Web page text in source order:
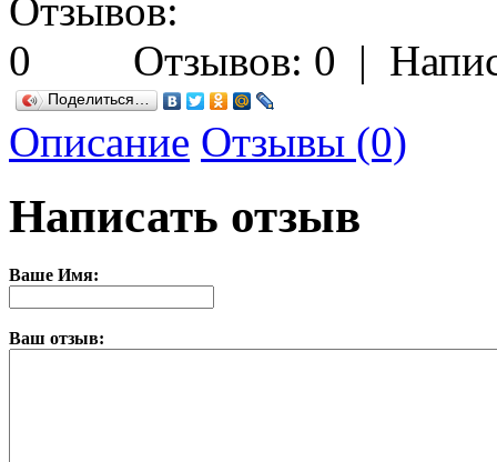
Отзывов: 0 |
Поделиться…
Описание Отзывы (0)
Написать отзыв
Ваше Имя:
Ваш отзыв: